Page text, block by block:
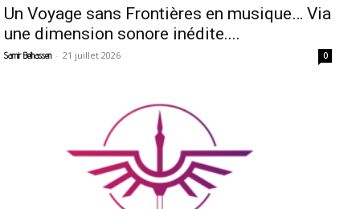
Un Voyage sans Frontières en musique… Via
une dimension sonore inédite....
Samir Belhassen - 21 juillet 2026 0